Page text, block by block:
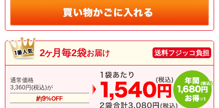
2ヶ月毎2袋お届け 送料フジッコ負担
通常価格
3,360円(税込)が
約9%OFF